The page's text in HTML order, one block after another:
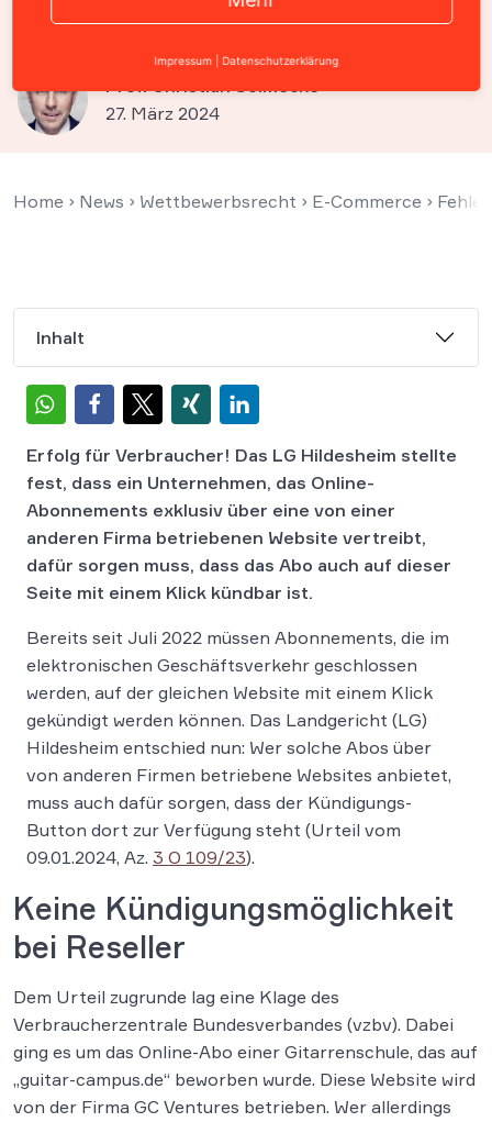
Fehler auf Reseller-Website
Prof. Christian Solmecke
27. März 2024
Home › News › Wettbewerbsrecht › E-Commerce ›
Inhalt
Erfolg für Verbraucher! Das LG Hildesheim stellte
fest, dass ein Unternehmen, das Online-
Abonnements exklusiv über eine von einer
anderen Firma betriebenen Website vertreibt,
dafür sorgen muss, dass das Abo auch auf dieser
Seite mit einem Klick kündbar ist.
Bereits seit Juli 2022 müssen Abonnements, die im
elektronischen Geschäftsverkehr geschlossen
werden, auf der gleichen Website mit einem Klick
gekündigt werden können. Das Landgericht (LG)
Hildesheim entschied nun: Wer solche Abos über
von anderen Firmen betriebene Websites anbietet,
muss auch dafür sorgen, dass der Kündigungs-
Button dort zur Verfügung steht (Urteil vom
09.01.2024, Az. 3 O 109/23).
Keine Kündigungsmöglichkeit
bei Reseller
Dem Urteil zugrunde lag eine Klage des
Verbraucherzentrale Bundesverbandes (vzbv). Dabei
ging es um das Online-Abo einer Gitarrenschule, das auf
„guitar-campus.de“ beworben wurde. Diese Website wird
von der Firma GC Ventures betrieben. Wer allerdings
Impressum Datenschutzerklärung